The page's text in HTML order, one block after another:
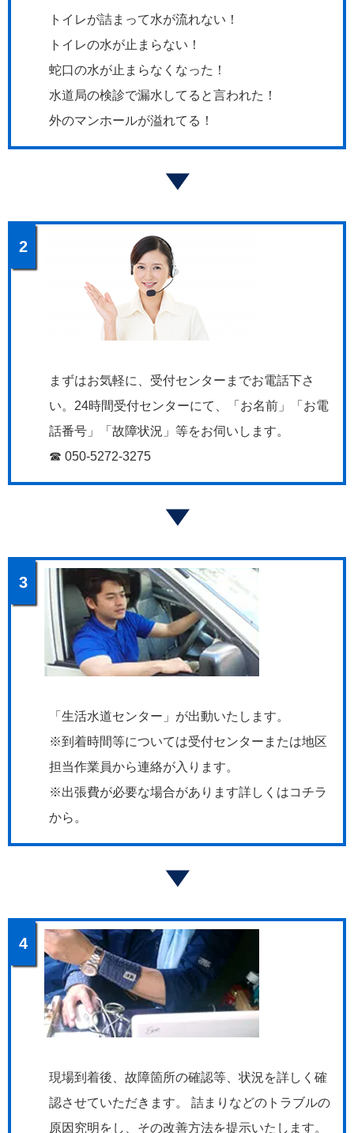
トイレが詰まって水が流れない！
トイレの水が止まらない！
蛇口の水が止まらなくなった！
水道局の検診で漏水してると言われた！
外のマンホールが溢れてる！
2
まずはお気軽に、受付センターまでお電話下さ
い。24時間受付センターにて、「お名前」「お電
話番号」「故障状況」等をお伺いします。
☎ 050-5272-3275
3
「生活水道センター」が出動いたします。
※到着時間等については受付センターまたは地区
担当作業員から連絡が入ります。
※出張費が必要な場合があります詳しくはコチラ
から。
4
現場到着後、故障箇所の確認等、状況を詳しく確
認させていただきます。 詰まりなどのトラブルの
原因究明をし、その改善方法を提示いたします。